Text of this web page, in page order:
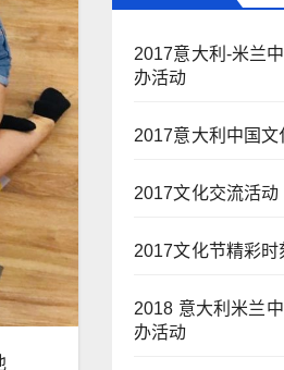
2017意大利-米兰
办活动
2017意大利中国文
2017文化交流活动
2017文化节精彩时
2018 意大利米兰
办活动